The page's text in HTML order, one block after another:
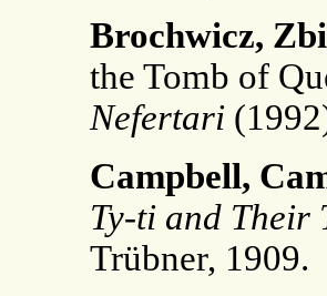
Brochwicz,
the Tomb of
Nefertari
Campbell,
Ty-ti and Their
Trübner, 1909.